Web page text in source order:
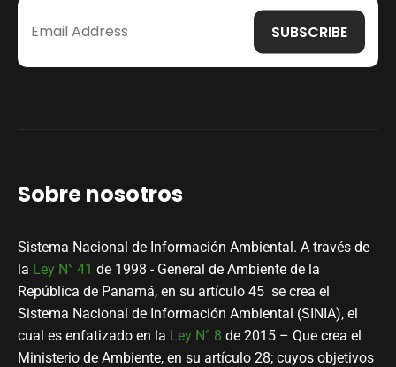
Sobre nosotros
Sistema Nacional de Información Ambiental. A través de
la Ley N° 41 de 1998 - General de Ambiente de la
República de Panamá, en su artículo 45 se crea el
Sistema Nacional de Información Ambiental (SINIA), el
cual es enfatizado en la Ley N° 8 de 2015 – Que crea el
Ministerio de Ambiente, en su artículo 28; cuyos objetivos